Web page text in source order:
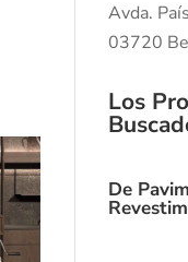
Avda.
03720
Los
De